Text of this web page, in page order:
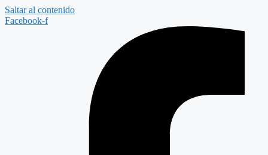
Saltar al contenido
Facebook-f